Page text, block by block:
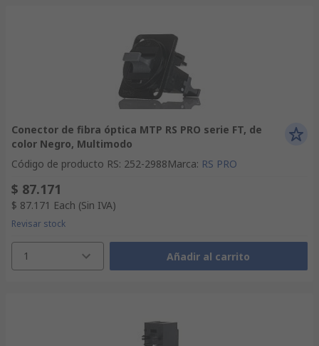
Conector de fibra óptica MTP RS PRO serie FT, de
color Negro, Multimodo
Código de producto RS: 252-2988Marca: RS PRO
$ 87.171
$ 87.171 Each (Sin IVA)
Revisar stock
1 Añadir al carrito